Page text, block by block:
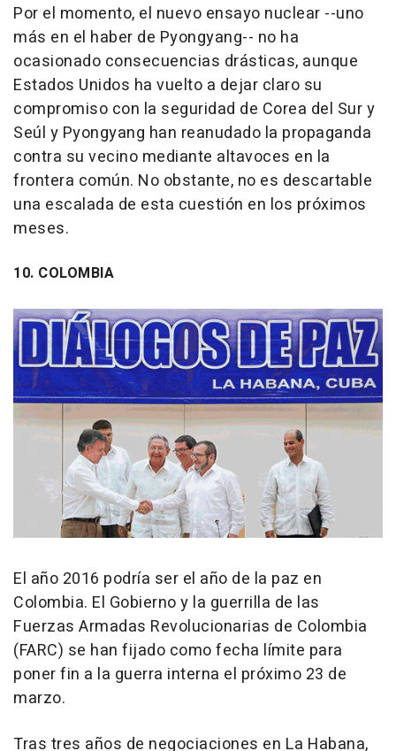
Por el momento, el nuevo ensayo nuclear --uno
más en el haber de Pyongyang-- no ha
ocasionado consecuencias drásticas, aunque
Estados Unidos ha vuelto a dejar claro su
compromiso con la seguridad de Corea del Sur y
Seúl y Pyongyang han reanudado la propaganda
contra su vecino mediante altavoces en la
frontera común. No obstante, no es descartable
una escalada de esta cuestión en los próximos
meses.
10. COLOMBIA
El año 2016 podría ser el año de la paz en
Colombia. El Gobierno y la guerrilla de las
Fuerzas Armadas Revolucionarias de Colombia
(FARC) se han fijado como fecha límite para
poner fin a la guerra interna el próximo 23 de
marzo.
Tras tres años de negociaciones en La Habana,